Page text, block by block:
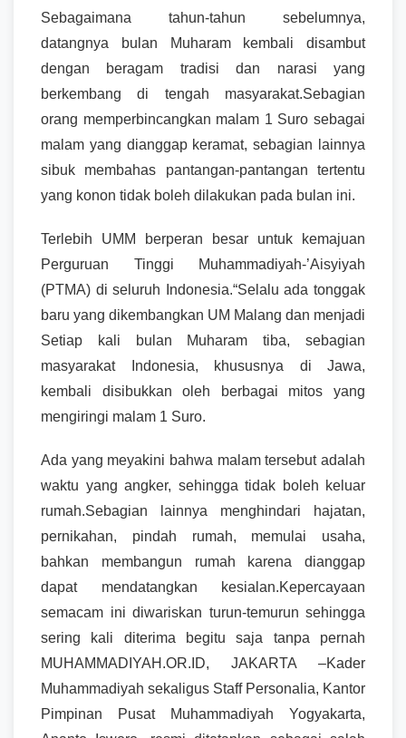
Sebagaimana tahun-tahun sebelumnya,
datangnya bulan Muharam kembali disambut
dengan beragam tradisi dan narasi yang
berkembang di tengah masyarakat.Sebagian
orang memperbincangkan malam 1 Suro sebagai
malam yang dianggap keramat, sebagian lainnya
sibuk membahas pantangan-pantangan tertentu
yang konon tidak boleh dilakukan pada bulan ini.
Terlebih UMM berperan besar untuk kemajuan
Perguruan Tinggi Muhammadiyah-’Aisyiyah
(PTMA) di seluruh Indonesia.“Selalu ada tonggak
baru yang dikembangkan UM Malang dan menjadi
Setiap kali bulan Muharam tiba, sebagian
masyarakat Indonesia, khususnya di Jawa,
kembali disibukkan oleh berbagai mitos yang
mengiringi malam 1 Suro.
Ada yang meyakini bahwa malam tersebut adalah
waktu yang angker, sehingga tidak boleh keluar
rumah.Sebagian lainnya menghindari hajatan,
pernikahan, pindah rumah, memulai usaha,
bahkan membangun rumah karena dianggap
dapat mendatangkan kesialan.Kepercayaan
semacam ini diwariskan turun-temurun sehingga
sering kali diterima begitu saja tanpa pernah
MUHAMMADIYAH.OR.ID, JAKARTA –Kader
Muhammadiyah sekaligus Staff Personalia, Kantor
Pimpinan Pusat Muhammadiyah Yogyakarta,